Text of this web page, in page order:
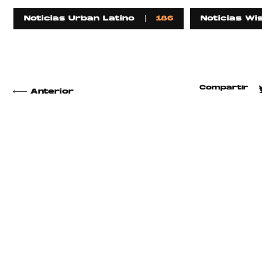
Noticias Urban Latino 186 Noticias
Anterior
Compartir